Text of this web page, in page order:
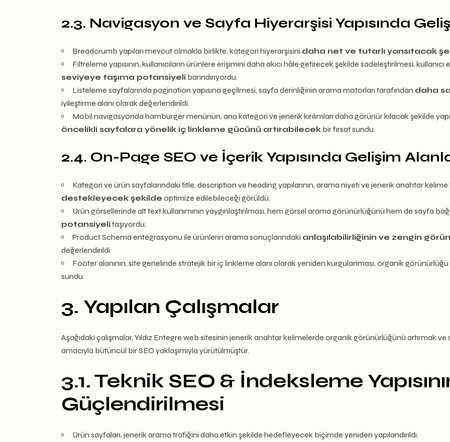
2.3. Navigasyon ve Sayfa Hiyerarşisi Yapısında
Breadcrumb yapıları mevcut olmakla birlikte, kategori hiyerarşisini daha net ve tutarlı yansıtacak
Filtreleme yapısının, kullanıcıların ürünlere erişimini daha akıcı hâle getirecek şekilde sadeleştirilmesi;
seviyeye taşıma potansiyeli barındırıyordu.
Listeleme sayfalarında pagination yapısına geçilmesi, sayfa derinliğinin arama motorları tarafından daha
iyileştirme alanı olarak değerlendirildi.
Mobil navigasyonda hamburger menünün, ana kategori ve jenerik kırılımları daha görünür kılacak şekilde
öncelikli sayfalara yönelik iç linkleme gücünü artırabilecek bir fırsat sundu.
2.4. On-Page SEO ve İçerik Yapısında Gelişim
Kategori ve ürün sayfalarındaki title, description ve heading yapılarının, arama niyeti ve jenerik anahtar
destekleyecek şekilde optimize edilebileceği görüldü.
Ürün görsellerinde alt text kullanımının yaygınlaştırılması, hem görsel arama görünürlüğünü hem de sayfa
potansiyeli taşıyordu.
Product Schema entegrasyonu ile ürünlerin arama sonuçlarındaki anlaşılabilirliğinin ve zengin
değerlendirildi.
Footer alanının, site genelinde stratejik bir iç linkleme alanı olarak yeniden kurgulanması, organik
sundu.
3. Yapılan Çalışmalar
Aşağıdaki çalışmalar, Yıldız Entegre web sitesinin jenerik anahtar kelimelerde organik görünürlüğünü artırmak
amacıyla bütüncül bir SEO yaklaşımıyla yürütülmüştür.
3.1. Teknik SEO & İndeksleme
Güçlendirilmesi
Ürün sayfaları, jenerik arama trafiğini daha etkin şekilde hedefleyecek biçimde yeniden yapılandırıldı.